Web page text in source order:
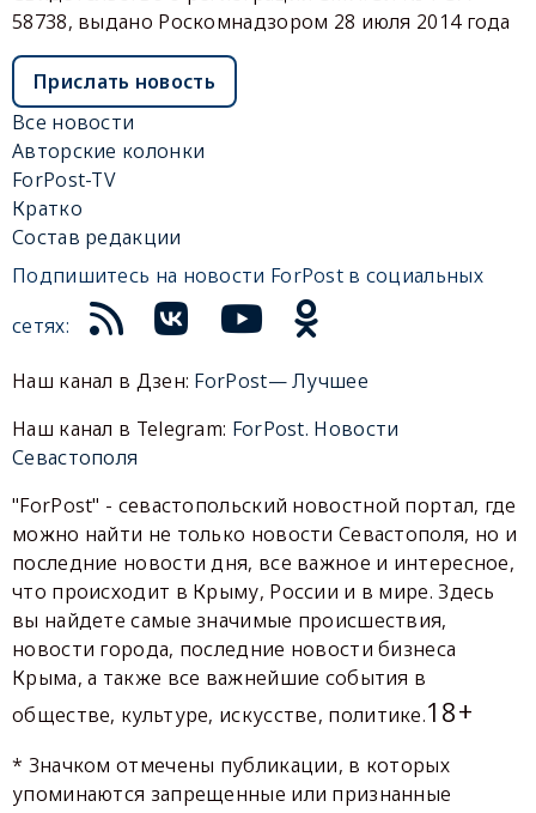
58738, выдано Роскомнадзором 28 июля 2014 года
Прислать новость
Все новости
Авторские колонки
ForPost-TV
Кратко
Состав редакции
Подпишитесь на новости ForPost в социальных
сетях:
Наш канал в Дзен: ForPost— Лучшее
Наш канал в Telegram: ForPost. Новости
Севастополя
"ForPost" - севастопольский новостной портал, где
можно найти не только новости Севастополя, но и
последние новости дня, все важное и интересное,
что происходит в Крыму, России и в мире. Здесь
вы найдете самые значимые происшествия,
новости города, последние новости бизнеса
Крыма, а также все важнейшие события в
обществе, культуре, искусстве, политике.18+
* Значком отмечены публикации, в которых
упоминаются запрещенные или признанные